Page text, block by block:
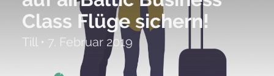
Class Flüge sichern!
Till • 7. Februar 2019